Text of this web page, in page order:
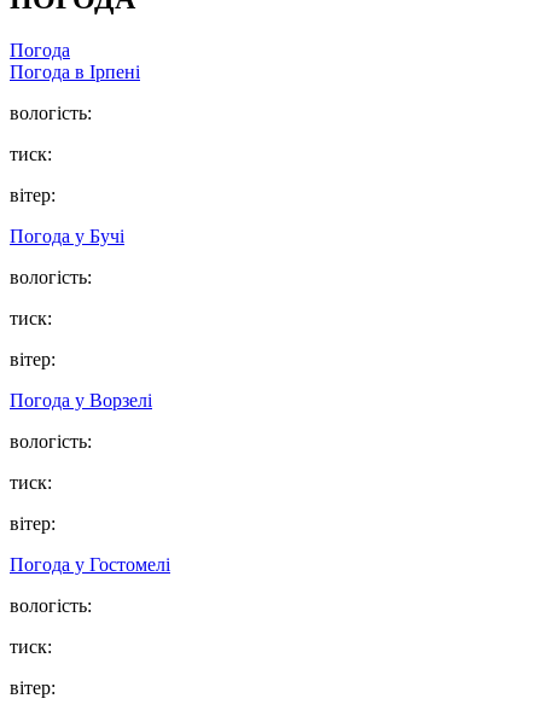
Погода
Погода в Ірпені
вологість:
тиск:
вітер:
Погода у Бучі
вологість:
тиск:
вітер:
Погода у Ворзелі
вологість:
тиск:
вітер:
Погода у Гостомелі
вологість:
тиск:
вітер: